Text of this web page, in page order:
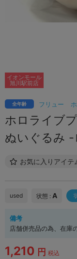
フリュー
全年齢
ホロライブ
ぬいぐるみ
お気に入りアイテ
イオンモール
旭川駅前店
used 状態 : A
備考
店舗併売品の為、在庫
1,210 円 税込